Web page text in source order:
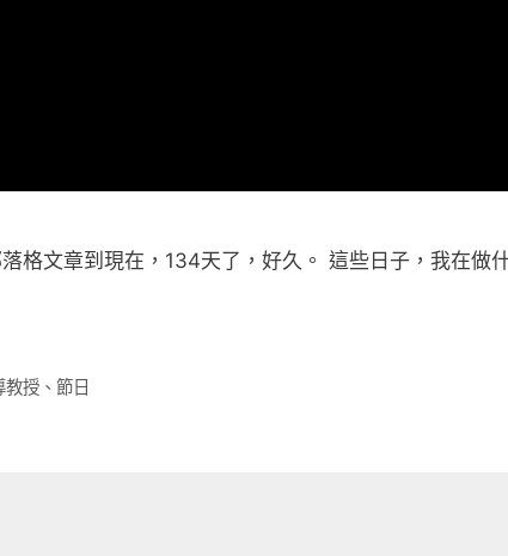
格文章到現在，134天了，好久。 這些日子，我在做
教授、 節日